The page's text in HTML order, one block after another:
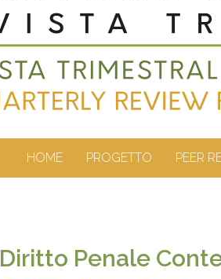
HOME PROGETTO PEER
Diritto Penale